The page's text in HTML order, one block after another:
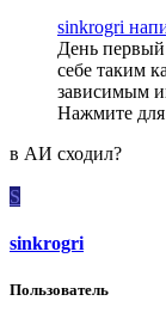
sinkrogri
День
себе таким
зависимым
Нажмите
в АИ сходил?
S
sinkrogri
Пользователь